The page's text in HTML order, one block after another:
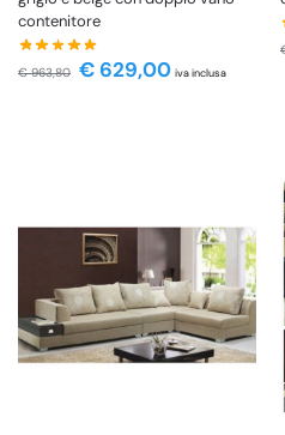
contenitore
€963,80 €629,00 iva inclusa